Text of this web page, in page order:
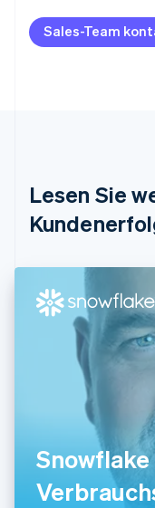
Sales-Team
Lesen Sie
Belgien
Nederlands
DeutschEnglish
English
简体中文English
EnglishSvenska
Frankreich
Français English
Gibraltar
English
Griechenland
English
English
Irland
English